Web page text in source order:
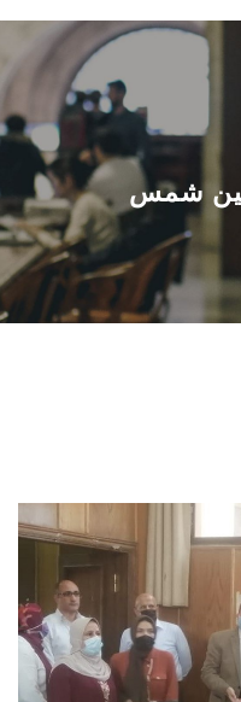
الرئيسيـة
عن الجامعة
القطاعـات
الشئون الأكاديمية
البحث العلمي
الأنظمة الذكية
الإعلام
تواصل معنا
عين شمس